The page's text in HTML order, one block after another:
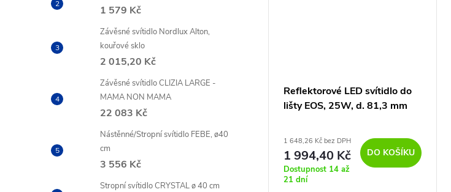
1 579 Kč
Závěsné svítidlo Nordlux Alton,
kouřové sklo
2 015,20 Kč
Závěsné svítidlo CLIZIA LARGE -
MAMA NON MAMA
22 083 Kč
Nástěnné/Stropní svítidlo FEBE, ø40
cm
3 556 Kč
Stropní svítidlo CRYSTAL ø 40 cm
do 3f lišty,
DO KOŠÍKU
PLOT svítidlo do 3f lišty, černá
- FARO
1 065,29 Kč bez DPH
1 289 Kč
Dostupnost 14 až
30 dní
Reflektorové LED svítidlo do
lišty EOS, 25W, d. 81,3 mm
1 648,26 Kč bez DPH
1 994,40 Kč
Dostupnost 14 až
21 dní
DO KOŠÍKU